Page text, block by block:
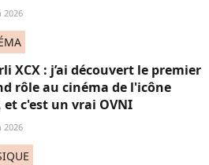
2026
XCX : j’ai découvert le premier
rôle au cinéma de l'icône
et c'est un vrai OVNI
2026